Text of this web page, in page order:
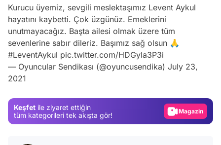
Kurucu üyemiz, sevgili meslektaşımız Levent Aykul
hayatını kaybetti. Çok üzgünüz. Emeklerini
unutmayacağız. Başta ailesi olmak üzere tüm
sevenlerine sabır dileriz. Başımız sağ olsun 🙏
#LeventAykul pic.twitter.com/HDGyla3P3i
— Oyuncular Sendikası (@oyuncusendika) July 23,
2021
Keşfet ile ziyaret ettiğin
tüm kategorileri tek akışta gör!
Video
Magazin